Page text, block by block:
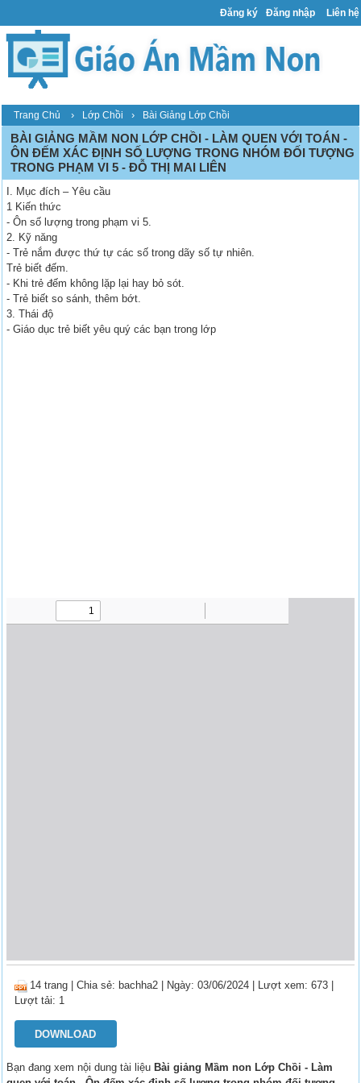
Đăng ký Đăng nhập Liên hệ
Trang Chủ › Lớp Chồi › Bài Giảng Lớp Chồi
BÀI GIẢNG MẦM NON LỚP CHỒI - LÀM QUEN VỚI TOÁN -
ÔN ĐẾM XÁC ĐỊNH SỐ LƯỢNG TRONG NHÓM ĐỐI TƯỢNG
TRONG PHẠM VI 5 - ĐỖ THỊ MAI LIÊN
I. Mục đích – Yêu cầu
1 Kiến thức
- Ôn số lượng trong phạm vi 5.
2. Kỹ năng
- Trẻ nắm được thứ tự các số trong dãy số tự nhiên.
Trẻ biết đếm.
- Khi trẻ đếm không lặp lại hay bỏ sót.
- Trẻ biết so sánh, thêm bớt.
3. Thái độ
- Giáo dục trẻ biết yêu quý các bạn trong lớp
14 trang |Chia sẻ: bachha2 | Ngày: 03/06/2024 | Lượt xem: 673
Lượt tải: 1
DOWNLOAD
Bạn đang xem nội dung tài liệu Bài giảng Mầm non Lớp Chồi - Làm